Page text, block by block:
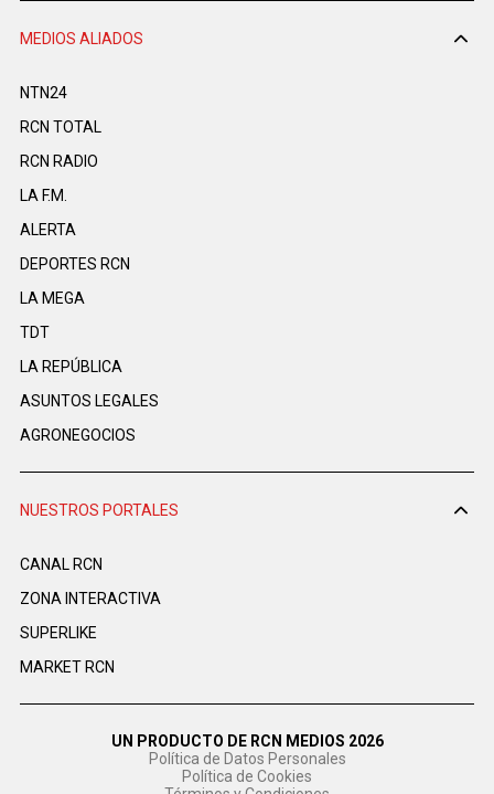
MEDIOS ALIADOS
NTN24
RCN TOTAL
RCN RADIO
LA F.M.
ALERTA
DEPORTES RCN
LA MEGA
TDT
LA REPÚBLICA
ASUNTOS LEGALES
AGRONEGOCIOS
NUESTROS PORTALES
CANAL RCN
ZONA INTERACTIVA
SUPERLIKE
MARKET RCN
UN PRODUCTO DE RCN MEDIOS 2026
Política de Datos Personales
Política de Cookies